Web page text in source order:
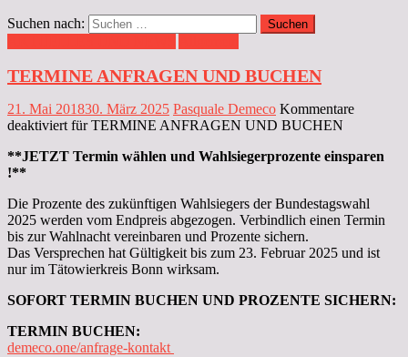
Suchen nach:
TERMINE ANFRAGEN UND BUCHEN
21. Mai 201830. März 2025 Pasquale Demeco Kommentare
deaktiviert für TERMINE ANFRAGEN UND BUCHEN
**JETZT Termin wählen und Wahlsiegerprozente einsparen
!**
Die Prozente des zukünftigen Wahlsiegers der Bundestagswahl
2025 werden vom Endpreis abgezogen. Verbindlich einen Termin
bis zur Wahlnacht vereinbaren und Prozente sichern.
Das Versprechen hat Gültigkeit bis zum 23. Februar 2025 und ist
nur im Tätowierkreis Bonn wirksam.
SOFORT TERMIN BUCHEN UND PROZENTE SICHERN:
TERMIN BUCHEN:
demeco.one/anfrage-kontakt